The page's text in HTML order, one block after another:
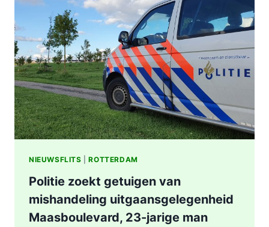
STADHOUDERSWEG
IN
ROTTERDAM
NIEUWSFLITS |ROTTERDAM
Politie zoekt getuigen van
mishandeling uitgaansgelegenheid
Maasboulevard, 23-jarige man